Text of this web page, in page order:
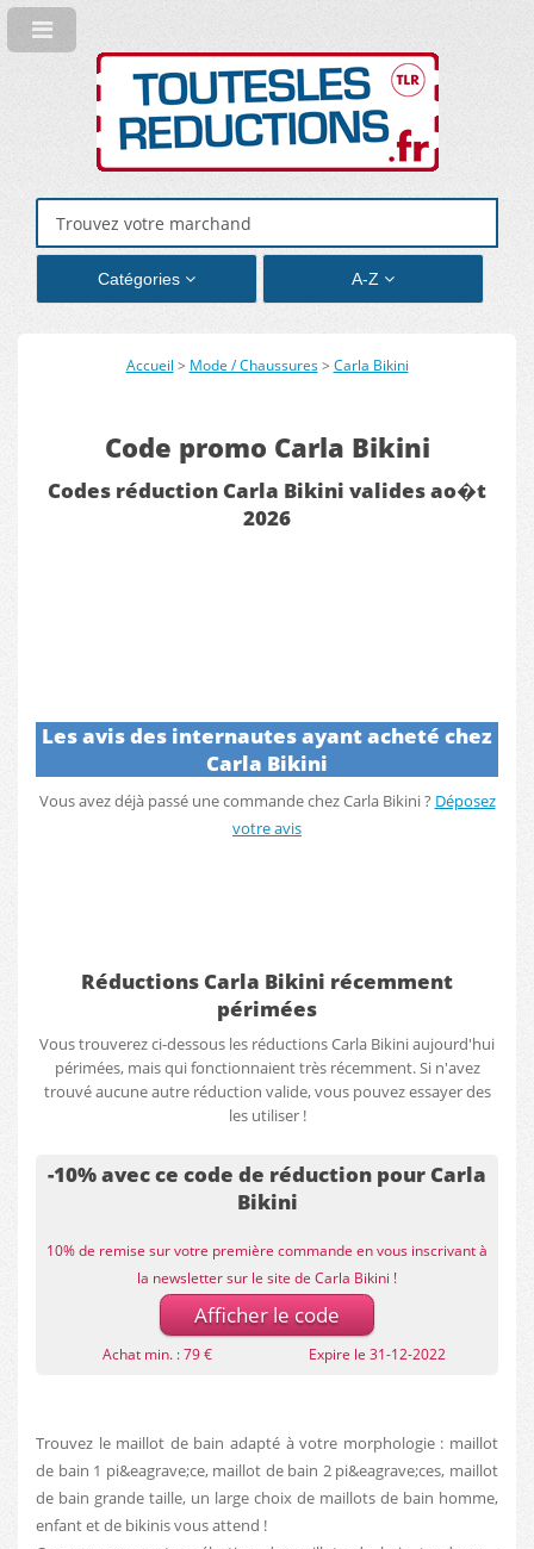
Catégories A-Z
Accueil > Mode / Chaussures> Carla Bikini
Code promo Carla Bikini
Codes réduction Carla Bikini valides ao�t
2026
Les avis des internautes ayant acheté chez
Carla Bikini
Vous avez déjà passé une commande chez Carla Bikini ? Déposez
votre avis
Réductions Carla Bikini récemment
périmées
Vous trouverez ci-dessous les réductions Carla Bikini aujourd'hui
périmées, mais qui fonctionnaient très récemment. Si n'avez
trouvé aucune autre réduction valide, vous pouvez essayer des
les utiliser !
-10% avec ce code de réduction pour Carla
Bikini
10% de remise sur votre première commande en vous inscrivant à
la newsletter sur le site de Carla Bikini !
Afficher le code
Achat min. : 79 € Expire le 31-12-2022
Trouvez le maillot de bain adapté à votre morphologie : maillot
de bain 1 pi&eagrave;ce, maillot de bain 2 pi&eagrave;ces, maillot
de bain grande taille, un large choix de maillots de bain homme,
enfant et de bikinis vous attend !